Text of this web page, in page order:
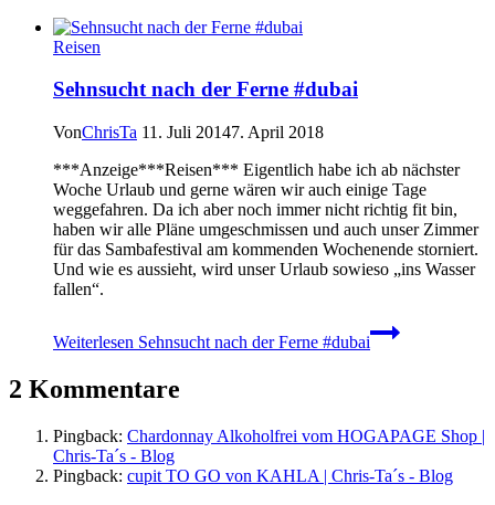
Reisen
Sehnsucht nach der Ferne #dubai
VonChrisTa 11. Juli 20147. April 2018
***Anzeige***Reisen*** Eigentlich habe ich ab nächster
Woche Urlaub und gerne wären wir auch einige Tage
weggefahren. Da ich aber noch immer nicht richtig fit bin,
haben wir alle Pläne umgeschmissen und auch unser Zimmer
für das Sambafestival am kommenden Wochenende storniert.
Und wie es aussieht, wird unser Urlaub sowieso „ins Wasser
fallen“.
Weiterlesen Sehnsucht nach der Ferne #dubai
2 Kommentare
Pingback: Chardonnay Alkoholfrei vom HOGAPAGE Shop |
Chris-Ta´s - Blog
Pingback: cupit TO GO von KAHLA | Chris-Ta´s - Blog